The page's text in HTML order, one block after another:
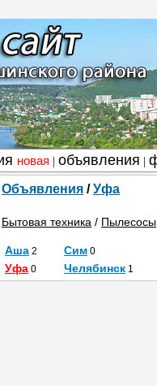
новая объявления
Объявления /Уфа
Бытовая техника / Пылесосы
Аша 2 Сим 0
Уфа 0 Челябинск 1